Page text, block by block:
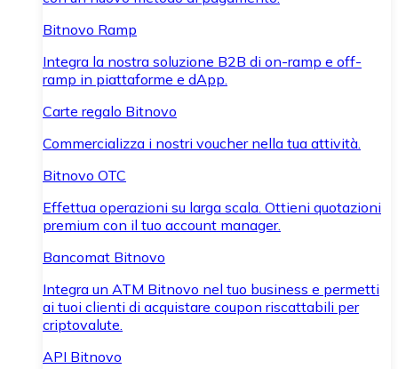
Bitnovo Ramp
Integra la nostra soluzione B2B di on-ramp e off-
ramp in piattaforme e dApp.
Carte regalo Bitnovo
Commercializza i nostri voucher nella tua attività.
Bitnovo OTC
Effettua operazioni su larga scala. Ottieni quotazioni
premium con il tuo account manager.
Bancomat Bitnovo
Integra un ATM Bitnovo nel tuo business e permetti
ai tuoi clienti di acquistare coupon riscattabili per
criptovalute.
API Bitnovo